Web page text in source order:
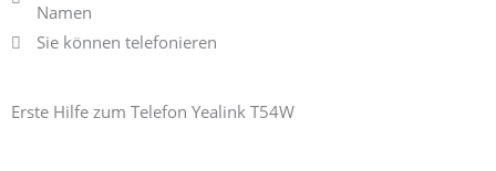
Namen
Sie können telefonieren
Erste Hilfe zum Telefon Yealink T54W